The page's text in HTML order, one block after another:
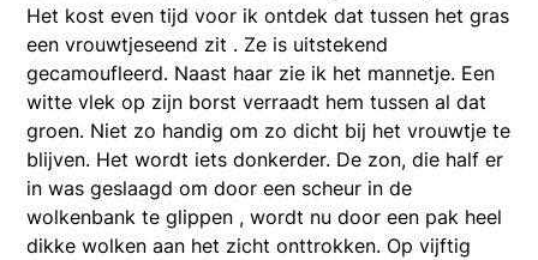
Het kost even tijd voor ik ontdek dat tussen het gras
een vrouwtjeseend zit . Ze is uitstekend
gecamoufleerd. Naast haar zie ik het mannetje. Een
witte vlek op zijn borst verraadt hem tussen al dat
groen. Niet zo handig om zo dicht bij het vrouwtje te
blijven. Het wordt iets donkerder. De zon, die half er
in was geslaagd om door een scheur in de
wolkenbank te glippen , wordt nu door een pak heel
dikke wolken aan het zicht onttrokken. Op vijftig